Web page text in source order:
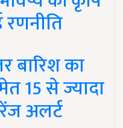
बारिश का
15 से ज्यादा
अलर्ट